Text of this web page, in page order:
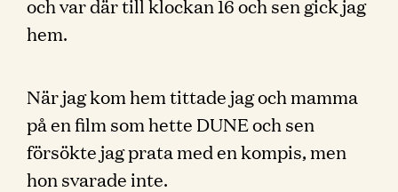
och var där till klockan 16 och sen gick jag
hem.
När jag kom hem tittade jag och mamma
på en film som hette DUNE och sen
försökte jag prata med en kompis, men
hon svarade inte.